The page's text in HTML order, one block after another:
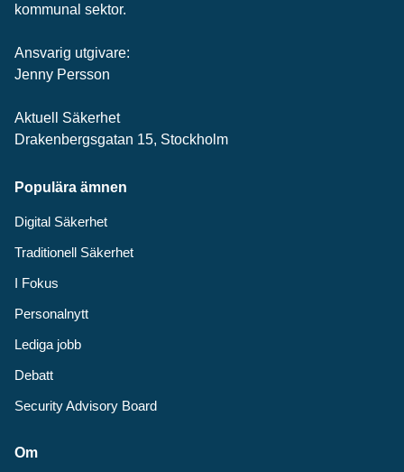
kommunal sektor.
Ansvarig utgivare:
Jenny Persson
Aktuell Säkerhet
Drakenbergsgatan 15, Stockholm
Populära ämnen
Digital Säkerhet
Traditionell Säkerhet
I Fokus
Personalnytt
Lediga jobb
Debatt
Security Advisory Board
Om